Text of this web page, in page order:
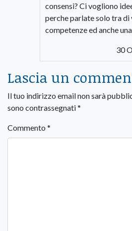
consensi? Ci vogliono
perche parlate solo tra di
competenze ed anche
30
Lascia un
Il tuo indirizzo email non sarà
sono contrassegnati*
Commento *